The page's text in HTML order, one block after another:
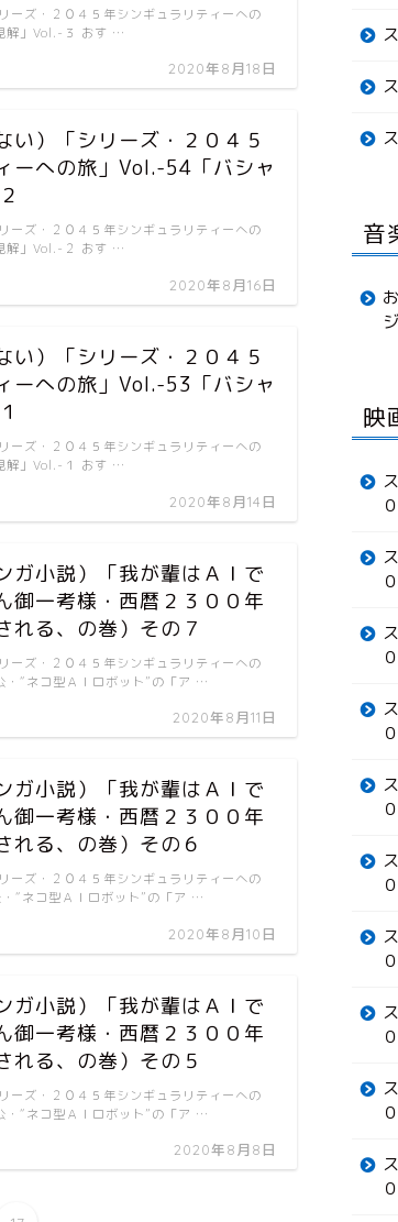
2020年8月18日
ーズ・２０４５年シンギュラリティーへの
解」Vol.-３ おす …
い）「シリーズ・２０４５
ーへの旅」Vol.-54「バシャ
2020年8月16日
ーズ・２０４５年シンギュラリティーへの
解」Vol.-２ おす …
い）「シリーズ・２０４５
ーへの旅」Vol.-53「バシャ
2020年8月14日
ーズ・２０４５年シンギュラリティーへの
解」Vol.-１ おす …
ガ小説）「我が輩はＡＩで
御一考様・西暦２３００年
れる、の巻）その７
2020年8月11日
ーズ・２０４５年シンギュラリティーへの
“ネコ型ＡＩロボット”の「ア …
ガ小説）「我が輩はＡＩで
御一考様・西暦２３００年
れる、の巻）その６
2020年8月10日
ーズ・２０４５年シンギュラリティーへの
“ネコ型ＡＩロボット”の「ア …
ガ小説）「我が輩はＡＩで
御一考様・西暦２３００年
れる、の巻）その５
2020年8月8日
ーズ・２０４５年シンギュラリティーへの
“ネコ型ＡＩロボット”の「ア …
音
映